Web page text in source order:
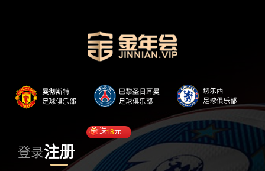
登录注册
送18元